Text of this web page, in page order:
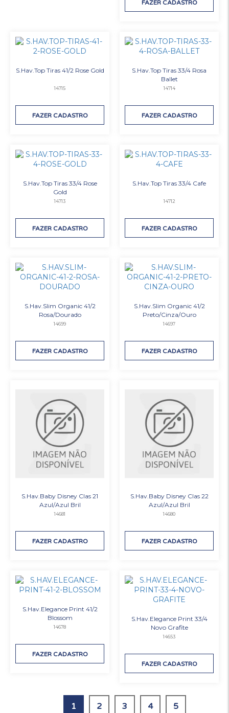
FAZER CADASTRO
S.Hav.Top Tiras 41/2 Rose Gold
14715
FAZER CADASTRO
S.Hav.Top Tiras 33/4 Rosa
Ballet
14714
FAZER CADASTRO
S.Hav.Top Tiras 33/4 Rose
Gold
14713
FAZER CADASTRO
S.Hav.Top Tiras 33/4 Cafe
14712
FAZER CADASTRO
S.Hav.Slim Organic 41/2
Rosa/Dourado
14699
FAZER CADASTRO
S.Hav.Slim Organic 41/2
Preto/Cinza/Ouro
14697
FAZER CADASTRO
S.Hav.Baby Disney Clas 21
Azul/Azul Bril
14681
FAZER CADASTRO
S.Hav.Baby Disney Clas 22
Azul/Azul Bril
14680
FAZER CADASTRO
S.Hav.Elegance Print 41/2
Blossom
14678
FAZER CADASTRO
S.Hav.Elegance Print 33/4
Novo Grafite
14653
FAZER CADASTRO
1 2 3 4 5